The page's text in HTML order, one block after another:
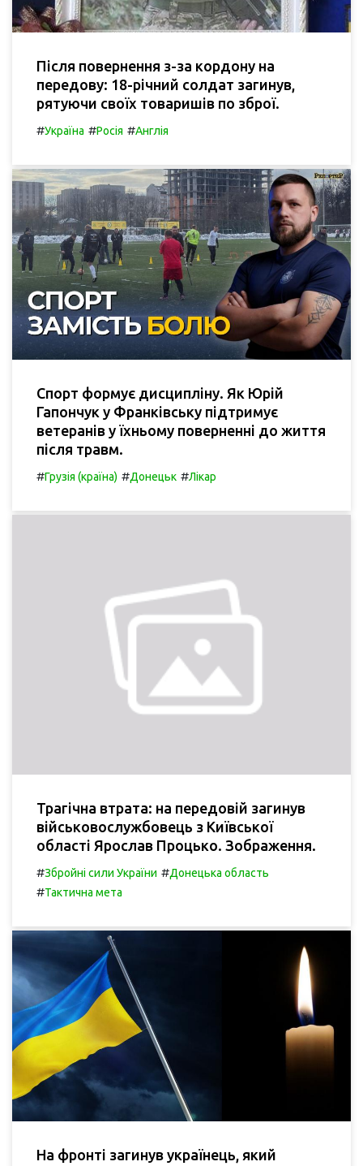
Після повернення з-за кордону на
передову: 18-річний солдат загинув,
рятуючи своїх товаришів по зброї.
#Україна #Росія #Англія
Спорт формує дисципліну. Як Юрій
Гапончук у Франківську підтримує
ветеранів у їхньому поверненні до життя
після травм.
#Грузія (країна) #Донецьк #Лікар
Трагічна втрата: на передовій загинув
військовослужбовець з Київської
області Ярослав Процько. Зображення.
#Збройні сили України #Донецька область
#Тактична мета
На фронті загинув українець, який